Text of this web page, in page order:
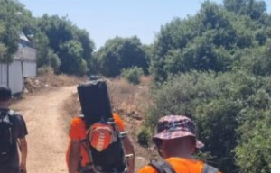
בדיקות פוליגרף במקומות עבודה – לא רק